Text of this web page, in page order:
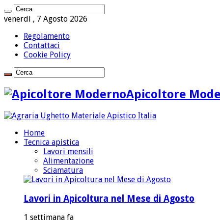
venerdì , 7 Agosto 2026
Regolamento
Contattaci
Cookie Policy
Apicoltore
Home
Tecnica apistica
Lavori mensili
Alimentazione
Sciamatura
Lavori in Apicoltura nel Mese di Agosto
1 settimana fa